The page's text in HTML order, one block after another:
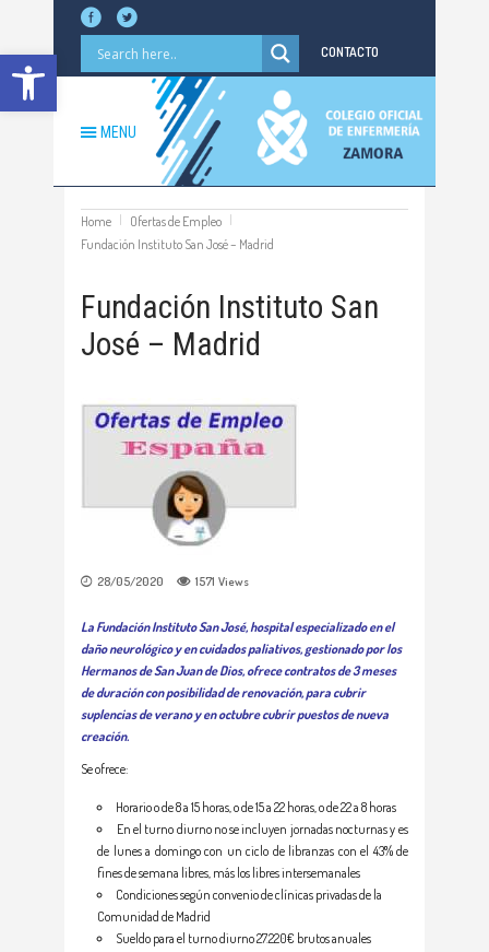
Abrir barra de herramientas CONTACTO
MENU
Home
Ofertas de Empleo
Fundación Instituto San José – Madrid
Fundación Instituto San
José – Madrid
28/05/2020 1571 Views
La Fundación Instituto San José, hospital especializado en el
daño neurológico y en cuidados paliativos, gestionado por los
Hermanos de San Juan de Dios, ofrece contratos de 3 meses
de duración con posibilidad de renovación, para cubrir
suplencias de verano y en octubre cubrir puestos de nueva
creación.
Se ofrece:
Horario o de 8 a 15 horas, o de 15 a 22 horas, o de 22 a 8 horas
En el turno diurno no se incluyen jornadas nocturnas y es
de lunes a domingo con un ciclo de libranzas con el 43% de
fines de semana libres, más los libres intersemanales
Condiciones según convenio de clínicas privadas de la
Comunidad de Madrid
Sueldo para el turno diurno 27.220€ brutos anuales